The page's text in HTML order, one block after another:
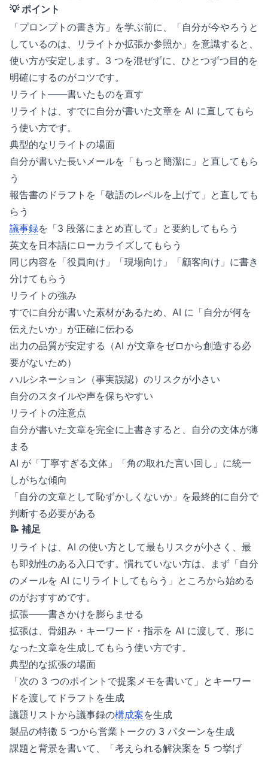
💡 ポイント
「プロンプトの書き方」を学ぶ前に、「自分が今やろうと
しているのは、リライトか拡張か参照か」を意識すると、
使い方が安定します。3 つを混ぜずに、ひとつずつ目的を
明確にするのがコツです。
リライト——書いたものを直す
リライトは、すでに自分が書いた文章を AI に直してもら
う使い方です。
典型的なリライトの場面
自分が書いた長いメールを「もっと簡潔に」と直してもら
う
報告書のドラフトを「敬語のレベルを上げて」と直しても
らう
議事録を「3 段落にまとめ直して」と要約してもらう
英文を日本語にローカライズしてもらう
同じ内容を「役員向け」「現場向け」「顧客向け」に書き
分けてもらう
リライトの強み
すでに自分が書いた素材があるため、AI に「自分が何を
伝えたいか」が正確に伝わる
出力の品質が安定する（AI が文章をゼロから創造する必
要がないため）
ハルシネーション（事実誤認）のリスクが小さい
自分のスタイルや声を保ちやすい
リライトの注意点
自分が書いた文章を完全に上書きすると、自分の文体が薄
まる
AI が「丁寧すぎる文体」「角の取れた言い回し」に統一
しがちな傾向
「自分の文章として恥ずかしくないか」を最終的に自分で
判断する必要がある
📝 補足
リライトは、AI の使い方として最もリスクが小さく、最
も即効性のある入口です。慣れていない方は、まず「自分
のメールを AI にリライトしてもらう」ところから始める
のがおすすめです。
拡張——書きかけを膨らませる
拡張は、骨組み・キーワード・指示を AI に渡して、形に
なった文章を生成してもらう使い方です。
典型的な拡張の場面
「次の 3 つのポイントで提案メモを書いて」とキーワー
ドを渡してドラフトを生成
議題リストから議事録の構成案を生成
製品の特徴 5 つから営業トークの 3 パターンを生成
課題と背景を書いて、「考えられる解決案を 5 つ挙げ